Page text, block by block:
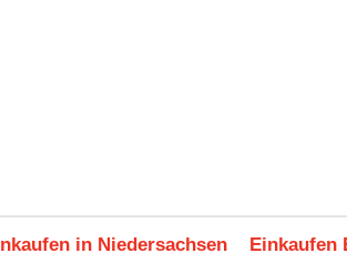
in Niedersachsen Einkaufen